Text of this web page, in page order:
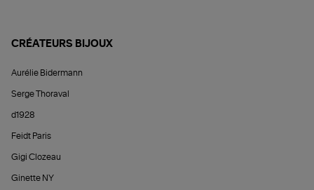
CRÉATEURS BIJOUX
Aurélie Bidermann
Serge Thoraval
d1928
Feidt Paris
Gigi Clozeau
Ginette NY